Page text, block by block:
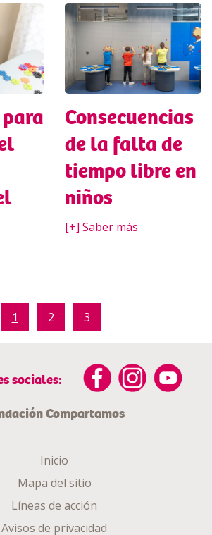
para
Consecuencias
de la falta de
tiempo libre en
niños
[+] Saber más
1 2 3
sociales:
Compartamos
Inicio
Mapa del sitio
Líneas de acción
Avisos de privacidad